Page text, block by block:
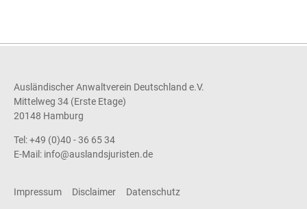
plusieurs
biens
immeubles
la
Costa
Ausländischer Anwaltverein Deutschland e.V.
Mittelweg 34 (Erste Etage)
20148 Hamburg
Tel: +49 (0)40 - 36 65 34
E-Mail: info@auslandsjuristen.de
Impressum Disclaimer Datenschutz